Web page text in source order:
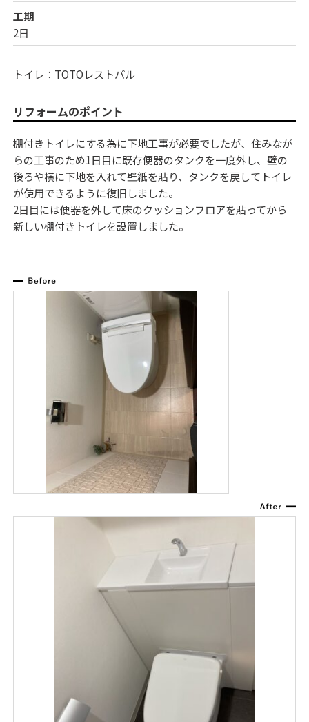
工期
2日
トイレ：TOTOレストパル
リフォームのポイント
棚付きトイレにする為に下地工事が必要でしたが、住みなが
らの工事のため1日目に既存便器のタンクを一度外し、壁の
後ろや横に下地を入れて壁紙を貼り、タンクを戻してトイレ
が使用できるように復旧しました。
2日目には便器を外して床のクッションフロアを貼ってから
新しい棚付きトイレを設置しました。